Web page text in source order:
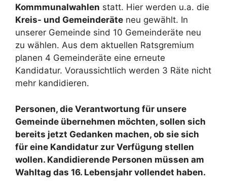
Kommmunalwahlen statt. Hier werden u.a. die
Kreis- und Gemeinderäte neu gewählt. In
unserer Gemeinde sind 10 Gemeinderäte neu
zu wählen. Aus dem aktuellen Ratsgremium
planen 4 Gemeinderäte eine erneute
Kandidatur. Voraussichtlich werden 3 Räte nicht
mehr kandidieren.
Personen, die Verantwortung für unsere
Gemeinde übernehmen möchten, sollen sich
bereits jetzt Gedanken machen, ob sie sich
für eine Kandidatur zur Verfügung stellen
wollen. Kandidierende Personen müssen am
Wahltag das 16. Lebensjahr vollendet haben.